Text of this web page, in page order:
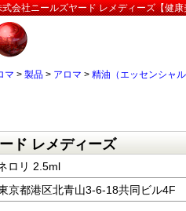
会社ニールズヤード レメディーズ【健
マ > 製品 > アロマ > 精油（エッセンシャ
ド レメディーズ
ロリ 2.5ml
都港区北青山3-6-18共同ビル4F